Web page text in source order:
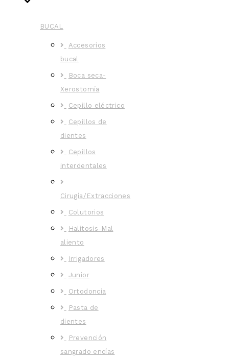
BUCAL
Accesorios
bucal
Boca seca-
Xerostomía
Cepillo eléctrico
Cepillos de
dientes
Cepillos
interdentales
Cirugía/Extracciones
Colutorios
Halitosis-Mal
aliento
Irrigadores
Junior
Ortodoncia
Pasta de
dientes
Prevención
sangrado encías